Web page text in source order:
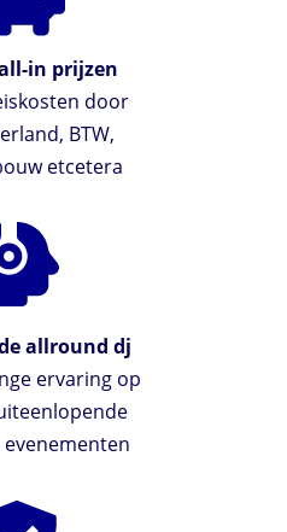
in prijzen
door
BTW,
etcetera
allround dj
ervaring op